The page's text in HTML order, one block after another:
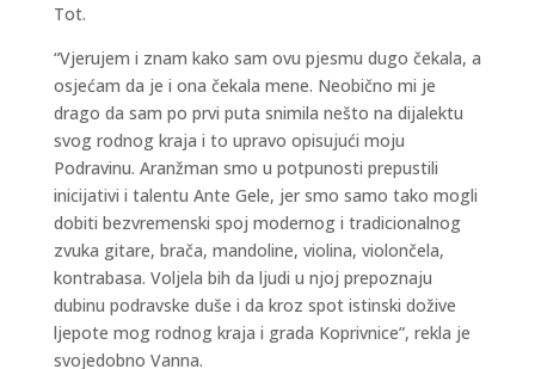
Tot.
“Vjerujem i znam kako sam ovu pjesmu dugo čekala, a
osjećam da je i ona čekala mene. Neobično mi je
drago da sam po prvi puta snimila nešto na dijalektu
svog rodnog kraja i to upravo opisujući moju
Podravinu. Aranžman smo u potpunosti prepustili
inicijativi i talentu Ante Gele, jer smo samo tako mogli
dobiti bezvremenski spoj modernog i tradicionalnog
zvuka gitare, brača, mandoline, violina, violončela,
kontrabasa. Voljela bih da ljudi u njoj prepoznaju
dubinu podravske duše i da kroz spot istinski dožive
ljepote mog rodnog kraja i grada Koprivnice”, rekla je
svojedobno Vanna.